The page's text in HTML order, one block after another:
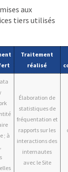
aux
tiers utilisés
Traitement
réalisé
; à
Élaboration de
statistiques de
fréquentation et
rapports sur les
interactions des
internautes
avec le Site